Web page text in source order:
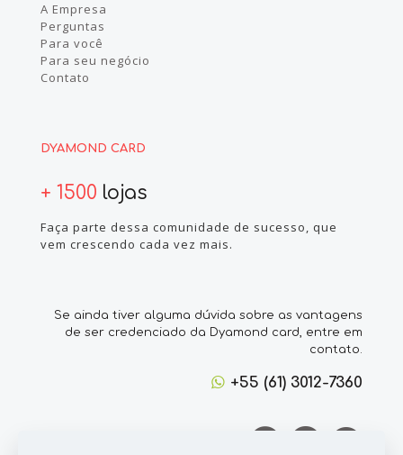
A Empresa
Perguntas
Para você
Para seu negócio
Contato
DYAMOND CARD
+ 1500 lojas
Faça parte dessa comunidade de sucesso, que
vem crescendo cada vez mais.
Se ainda tiver alguma dúvida sobre as vantagens
de ser credenciado da Dyamond card, entre em
contato.
+55 (61) 3012-7360